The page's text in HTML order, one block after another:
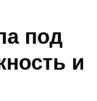
под
и